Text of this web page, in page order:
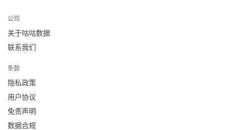
公司
关于咕咕数据
联系我们
条款
隐私政策
用户协议
免责声明
数据合规